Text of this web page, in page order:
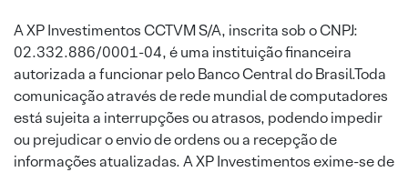
A XP Investimentos CCTVM S/A, inscrita sob o CNPJ:
02.332.886/0001-04, é uma instituição financeira
autorizada a funcionar pelo Banco Central do Brasil.Toda
comunicação através de rede mundial de computadores
está sujeita a interrupções ou atrasos, podendo impedir
ou prejudicar o envio de ordens ou a recepção de
informações atualizadas. A XP Investimentos exime-se de